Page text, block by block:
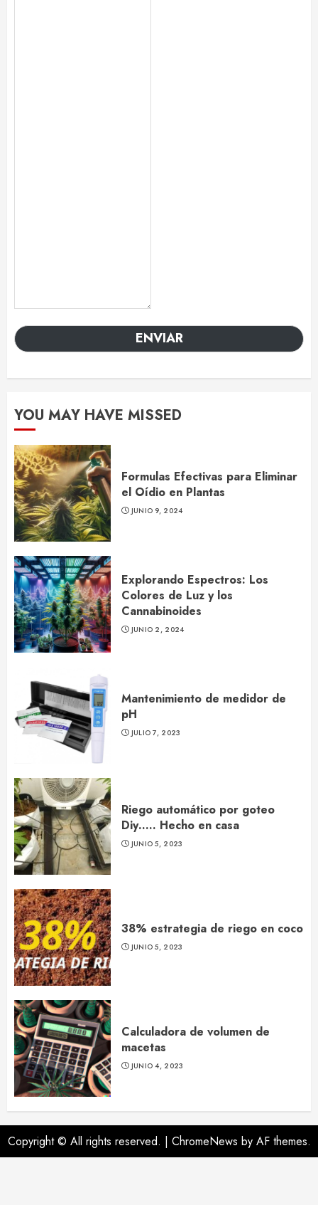
ENVIAR
YOU MAY HAVE MISSED
Formulas Efectivas para Eliminar
el Oídio en Plantas
JUNIO 9, 2024
Explorando Espectros: Los
Colores de Luz y los
Cannabinoides
JUNIO 2, 2024
Mantenimiento de medidor de
pH
JULIO 7, 2023
Riego automático por goteo
Diy….. Hecho en casa
JUNIO 5, 2023
38% estrategia de riego en coco
JUNIO 5, 2023
Calculadora de volumen de
macetas
JUNIO 4, 2023
Copyright © All rights reserved. | ChromeNews by AF themes.